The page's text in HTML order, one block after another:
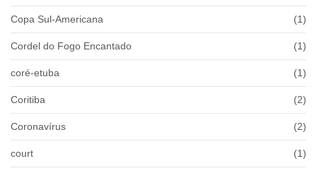
Copa Sul-Americana (1)
Cordel do Fogo Encantado (1)
coré-etuba (1)
Coritiba (2)
Coronavírus (2)
court (1)